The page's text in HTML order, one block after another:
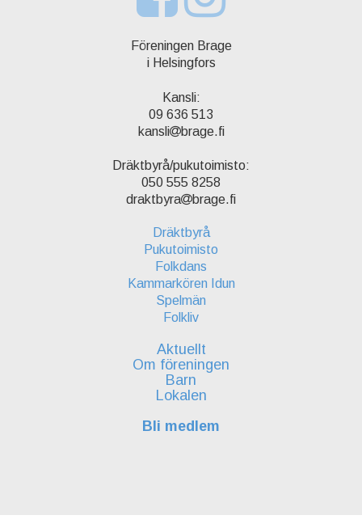
Föreningen Brage
i Helsingfors
Kansli:
09 636 513
kansli
brage.fi
Dräktbyrå/pukutoimisto:
050 555 8258
draktbyra
brage.fi
Dräktbyrå
Pukutoimisto
Folkdans
Kammarkören Idun
Spelmän
Folkliv
Aktuellt
Om föreningen
Barn
Lokalen
Bli medlem